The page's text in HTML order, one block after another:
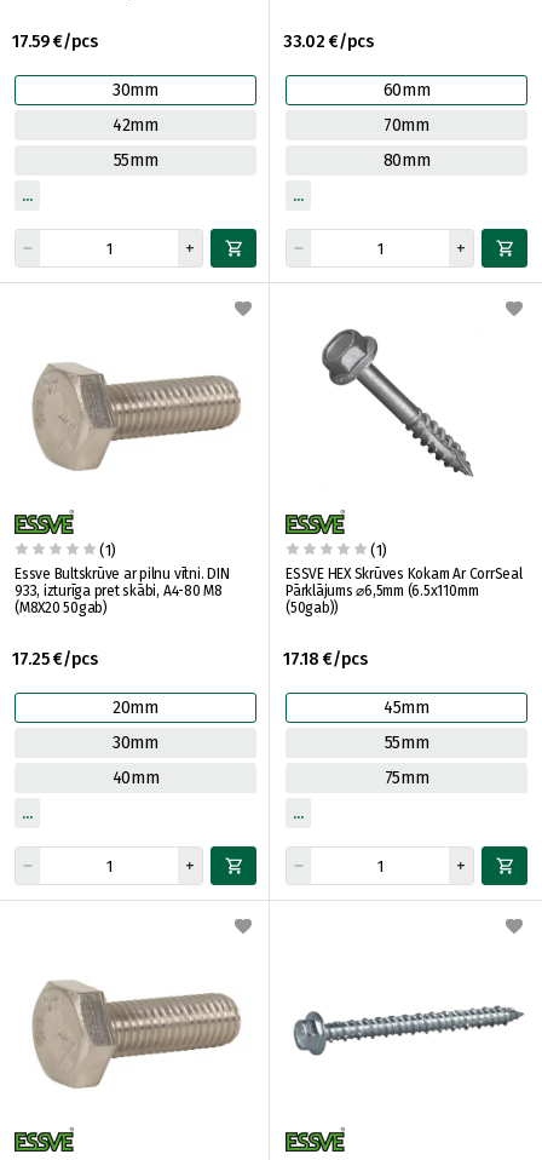
17.59 €/pcs
30mm
42mm
55mm
33.02 €/pcs
60mm
70mm
80mm
(1)
Essve Bultskrūve ar pilnu vītni. DIN
933, izturīga pret skābi, A4-80 M8
(M8X20 50gab)
17.25 €/pcs
20mm
30mm
40mm
(1)
ESSVE HEX Skrūves Kokam Ar CorrSeal
Pārklājums ⌀6,5mm (6.5x110mm
(50gab))
17.18 €/pcs
45mm
55mm
75mm